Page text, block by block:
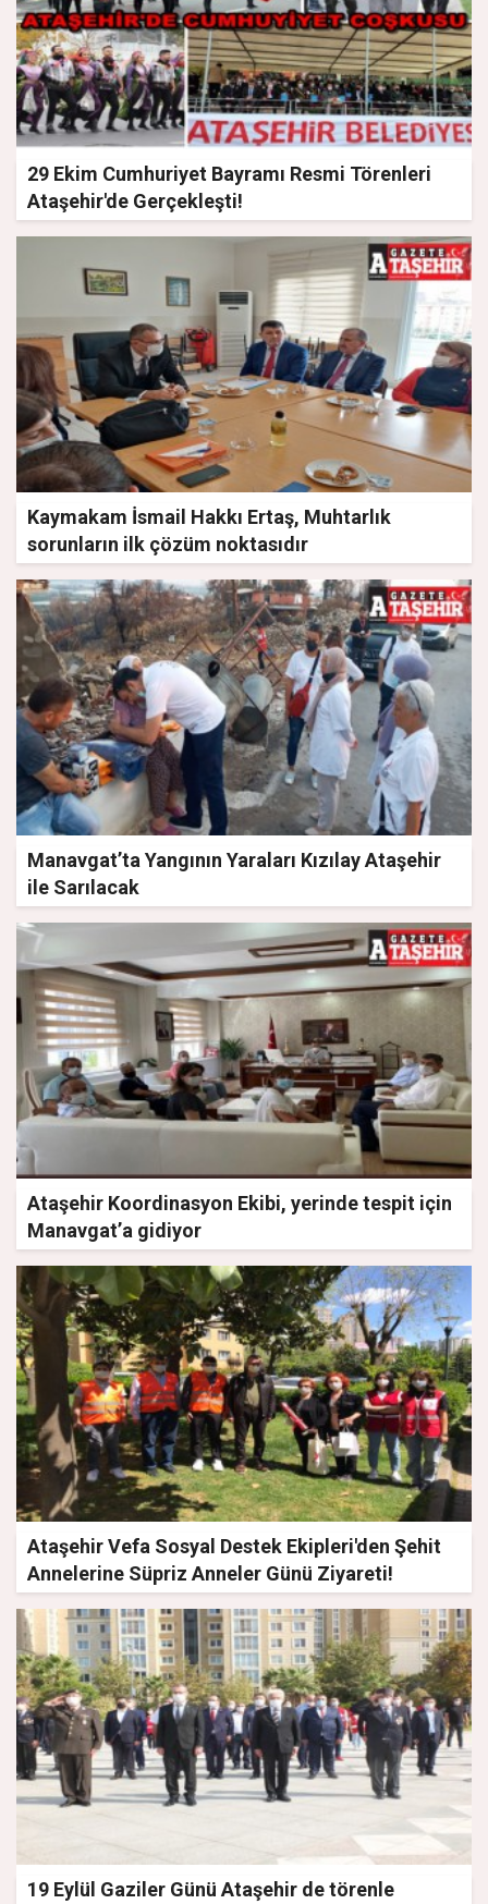
29 Ekim Cumhuriyet Bayramı Resmi Törenleri
Ataşehir'de Gerçekleşti!
Kaymakam İsmail Hakkı Ertaş, Muhtarlık
sorunların ilk çözüm noktasıdır
Manavgat’ta Yangının Yaraları Kızılay Ataşehir
ile Sarılacak
Ataşehir Koordinasyon Ekibi, yerinde tespit için
Manavgat’a gidiyor
Ataşehir Vefa Sosyal Destek Ekipleri'den Şehit
Annelerine Süpriz Anneler Günü Ziyareti!
19 Eylül Gaziler Günü Ataşehir de törenle